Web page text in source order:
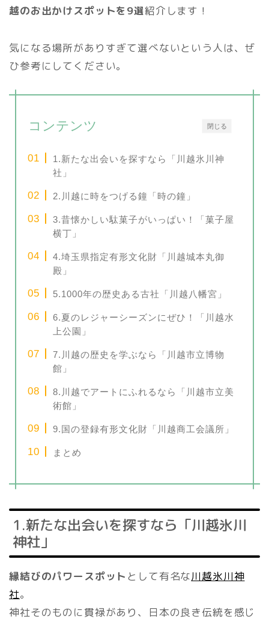
越のお出かけスポットを9選紹介します！
気になる場所がありすぎて選べないという人は、ぜ
ひ参考にしてください。
閉じる
コンテンツ
1.新たな出会いを探すなら「川越氷川神
社」
2.川越に時をつげる鐘「時の鐘」
3.昔懐かしい駄菓子がいっぱい！「菓子屋
横丁」
4.埼玉県指定有形文化財「川越城本丸御
殿」
5.1000年の歴史ある古社「川越八幡宮」
6.夏のレジャーシーズンにぜひ！「川越水
上公園」
7.川越の歴史を学ぶなら「川越市立博物
館」
8.川越でアートにふれるなら「川越市立美
術館」
9.国の登録有形文化財「川越商工会議所」
まとめ
1.新たな出会いを探すなら「川越氷川
神社」
縁結びのパワースポット として有名な川越氷川神
社。
神社そのものに貫禄があり、日本の良き伝統を感じ